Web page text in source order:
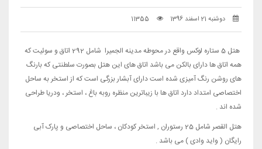
دوشنبه 21 اسفند 1396 11355
هتل 5 ستاره لوکس واقع در محوطه مدینه الجمیرا شامل 292 اتاق و سوئیت که
همه اتاق ها دارای بالکن می باشد اتاق های این هتل بصورت سلطنتی که بارنگ
های روشن رنگ آمیزی شده است دارای آبشار بزرگی است که از استخر به ساحل
اختصاصی امتداد دارد اتاق ها با زیباترین منظره روبه باغ ، استخر ، ودریا طراحی
شده اند .
هتل القصر شامل 25 رستوران , استخر کودکان ، ساحل اختصاصی و پارک آبی
رایگان ( واید وادی ) می باشد .